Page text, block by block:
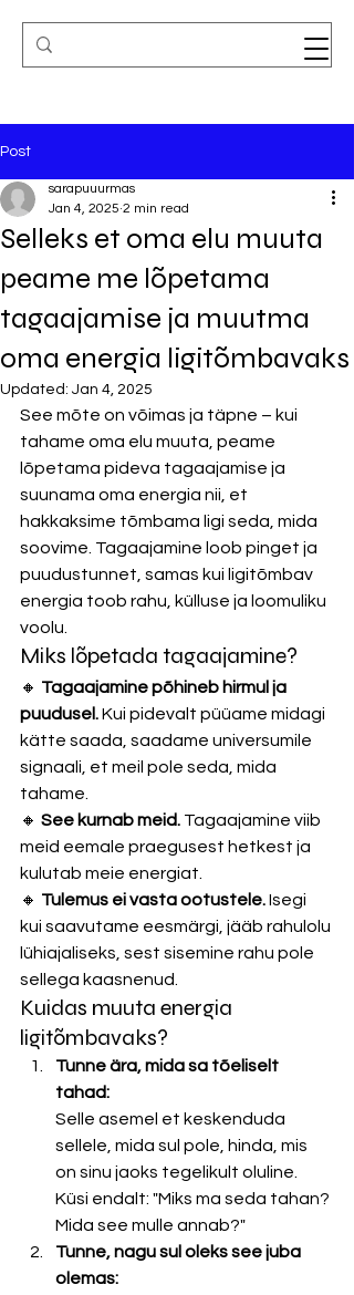
Post
Selleks et oma elu muuta
peame me lõpetama
tagaajamise ja muutma
oma energia ligitõmbavaks
sarapuuurmas
Jan 4, 2025 2 min read
Updated: Jan 4, 2025
See mõte on võimas ja täpne – kui
tahame oma elu muuta, peame
lõpetama pideva tagaajamise ja
suunama oma energia nii, et
hakkaksime tõmbama ligi seda, mida
soovime. Tagaajamine loob pinget ja
puudustunnet, samas kui ligitõmbav
energia toob rahu, külluse ja loomuliku
voolu.
Miks lõpetada tagaajamine?
🔸 Tagaajamine põhineb hirmul ja
puudusel. Kui pidevalt püüame midagi
kätte saada, saadame universumile
signaali, et meil pole seda, mida
tahame.
🔸 See kurnab meid. Tagaajamine viib
meid eemale praegusest hetkest ja
kulutab meie energiat.
🔸 Tulemus ei vasta ootustele. Isegi
kui saavutame eesmärgi, jääb rahulolu
lühiajaliseks, sest sisemine rahu pole
sellega kaasnenud.
Kuidas muuta energia
ligitõmbavaks?
Tunne ära, mida sa tõeliselt
tahad:
Selle asemel et keskenduda
sellele, mida sul pole, hinda, mis
on sinu jaoks tegelikult oluline.
Küsi endalt: "Miks ma seda tahan?
Mida see mulle annab?"
Tunne, nagu sul oleks see juba
olemas: